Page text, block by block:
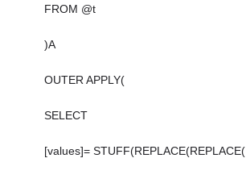
FROM @t
)A
OUTER APPLY(
SELECT
[values]= STUFF(REPLACE(REPLACE(